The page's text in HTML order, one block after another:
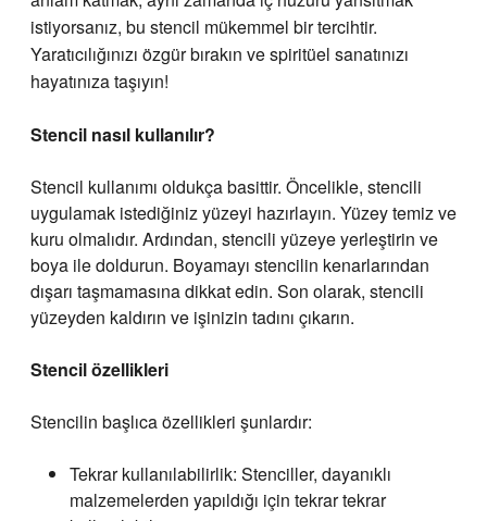
istiyorsanız, bu stencil mükemmel bir tercihtir.
Yaratıcılığınızı özgür bırakın ve spiritüel sanatınızı
hayatınıza taşıyın!
Stencil nasıl kullanılır?
Stencil kullanımı oldukça basittir. Öncelikle, stencili
uygulamak istediğiniz yüzeyi hazırlayın. Yüzey temiz ve
kuru olmalıdır. Ardından, stencili yüzeye yerleştirin ve
boya ile doldurun. Boyamayı stencilin kenarlarından
dışarı taşmamasına dikkat edin. Son olarak, stencili
yüzeyden kaldırın ve işinizin tadını çıkarın.
Stencil özellikleri
Stencilin başlıca özellikleri şunlardır:
Tekrar kullanılabilirlik: Stenciller, dayanıklı
malzemelerden yapıldığı için tekrar tekrar